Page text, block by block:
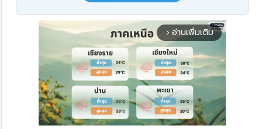
arrow_forward_ios อ่านเพิ่มเติม